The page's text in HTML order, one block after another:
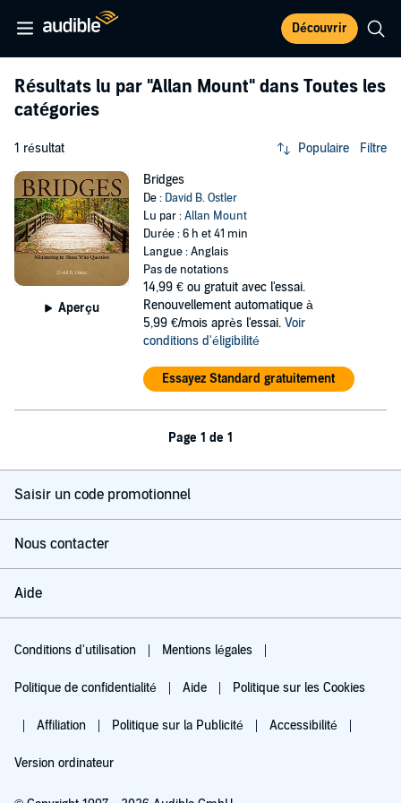
Découvrir
Résultats lu par "Allan Mount" dans Toutes les
catégories
1 résultat Populaire Filtre
Aperçu
Bridges
De : David B. Ostler
Lu par :Allan Mount
Durée : 6 h et 41 min
Langue : Anglais
Pas de notations
14,99 € ou gratuit avec l'essai.
Renouvellement automatique à
5,99 €/mois après l'essai. Voir
conditions d'éligibilité
Essayez Standard gratuitement
Page 1 de 1
Saisir un code promotionnel
Nous contacter
Aide
Conditions d'utilisation Mentions légales
Politique de confidentialité Aide Politique sur les Cookies
Affiliation Politique sur la Publicité Accessibilité
Version ordinateur